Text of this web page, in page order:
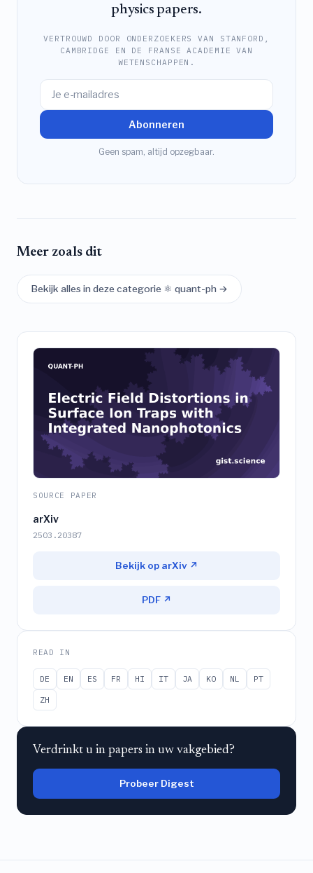
physics papers.
VERTROUWD DOOR ONDERZOEKERS VAN STANFORD,
CAMBRIDGE EN DE FRANSE ACADEMIE VAN
WETENSCHAPPEN.
Abonneren
Geen spam, altijd opzegbaar.
Meer zoals dit
Bekijk alles in deze categorie ⚛️ quant-ph →
SOURCE PAPER
arXiv
2503.20387
Bekijk op arXiv ↗
PDF ↗
READ IN
DE EN ES FR HI IT JA KO NL
PT
ZH
Verdrinkt u in papers in uw vakgebied?
Probeer Digest